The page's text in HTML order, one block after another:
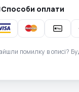
Способи оплати
помилку в описі?